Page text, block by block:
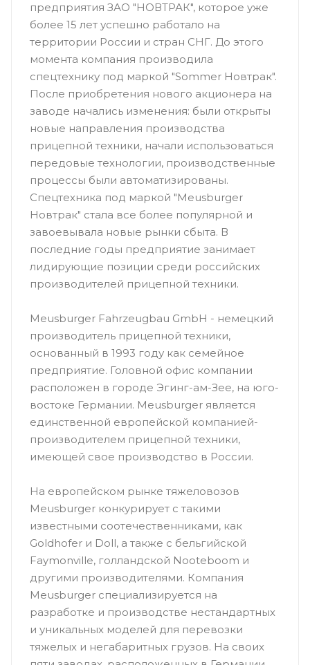
предприятия ЗАО "НОВТРАК", которое уже
более 15 лет успешно работало на
территории России и стран СНГ. До этого
момента компания производила
спецтехнику под маркой "Sommer Новтрак".
После приобретения нового акционера на
заводе начались изменения: были открыты
новые направления производства
прицепной техники, начали использоваться
передовые технологии, производственные
процессы были автоматизированы.
Спецтехника под маркой "Meusburger
Новтрак" стала все более популярной и
завоевывала новые рынки сбыта. В
последние годы предприятие занимает
лидирующие позиции среди российских
производителей прицепной техники.
Meusburger Fahrzeugbau GmbH - немецкий
производитель прицепной техники,
основанный в 1993 году как семейное
предприятие. Головной офис компании
расположен в городе Эгинг-ам-Зее, на юго-
востоке Германии. Meusburger является
единственной европейской компанией-
производителем прицепной техники,
имеющей свое производство в России.
На европейском рынке тяжеловозов
Meusburger конкурирует с такими
известными соотечественниками, как
Goldhofer и Doll, а также с бельгийской
Faymonville, голландской Nooteboom и
другими производителями. Компания
Meusburger специализируется на
разработке и производстве нестандартных
и уникальных моделей для перевозки
тяжелых и негабаритных грузов. На своих